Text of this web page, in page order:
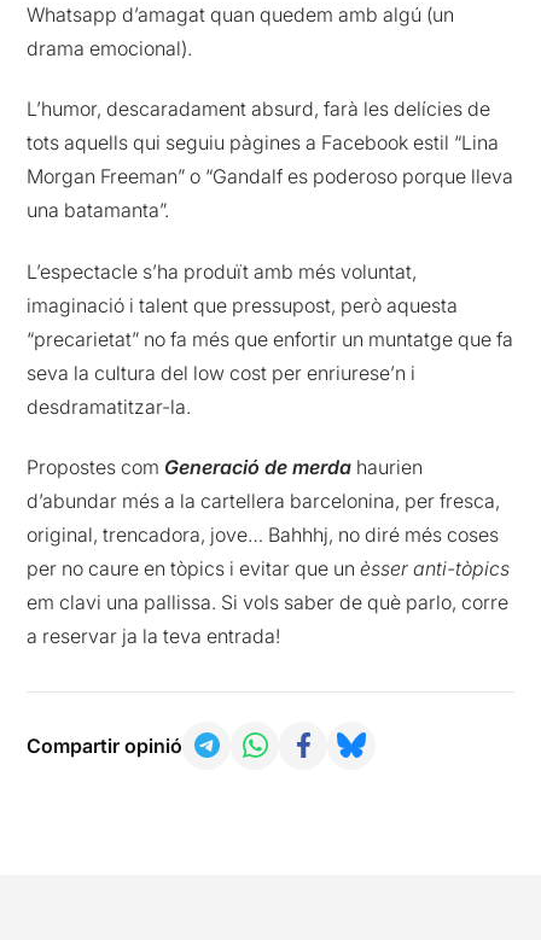
Whatsapp d’amagat quan quedem amb algú (un
drama emocional).
L’humor, descaradament absurd, farà les delícies de
tots aquells qui seguiu pàgines a Facebook estil “Lina
Morgan Freeman” o “Gandalf es poderoso porque lleva
una batamanta”.
L’espectacle s’ha produït amb més voluntat,
imaginació i talent que pressupost, però aquesta
“precarietat” no fa més que enfortir un muntatge que fa
seva la cultura del low cost per enriurese’n i
desdramatitzar-la.
Propostes com Generació de merda haurien
d’abundar més a la cartellera barcelonina, per fresca,
original, trencadora, jove… Bahhhj, no diré més coses
per no caure en tòpics i evitar que unèsser anti-tòpics
em clavi una pallissa. Si vols saber de què parlo, corre
a reservar ja la teva entrada!
Compartir opinió